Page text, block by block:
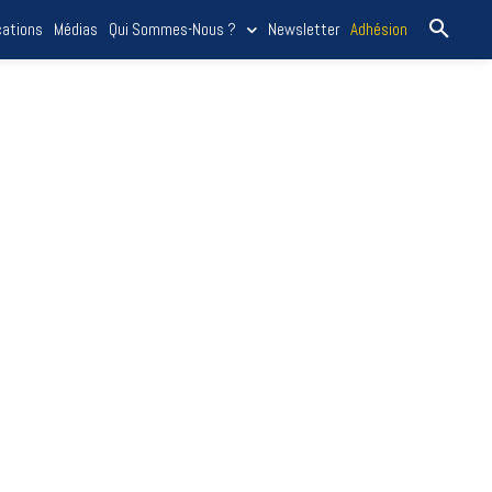
Médias Qui Sommes-Nous ? Newsletter Adhésion